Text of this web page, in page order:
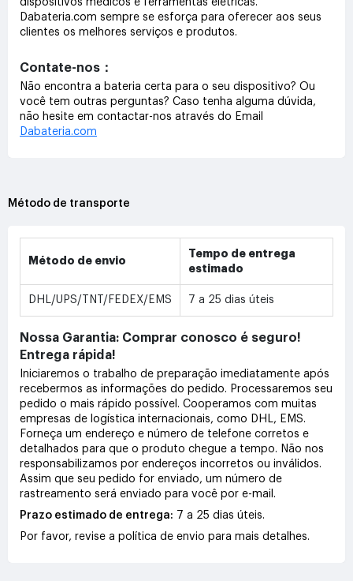
Dabateria.com sempre se esforça para oferecer aos seus
clientes os melhores serviços e produtos.
Contate-nos：
Não encontra a bateria certa para o seu dispositivo? Ou
você tem outras perguntas? Caso tenha alguma dúvida,
não hesite em contactar-nos através do Email
Dabateria.com
Método de transporte
Método de envio
Tempo de entrega
estimado
DHL/UPS/TNT/FEDEX/EMS 7 a 25 dias úteis
Nossa Garantia: Comprar conosco é seguro!
Entrega rápida!
Iniciaremos o trabalho de preparação imediatamente após
recebermos as informações do pedido. Processaremos seu
pedido o mais rápido possível. Cooperamos com muitas
empresas de logística internacionais, como DHL, EMS.
Forneça um endereço e número de telefone corretos e
detalhados para que o produto chegue a tempo. Não nos
responsabilizamos por endereços incorretos ou inválidos.
Assim que seu pedido for enviado, um número de
rastreamento será enviado para você por e-mail.
Prazo estimado de entrega: 7 a 25 dias úteis.
Por favor, revise a política de envio para mais detalhes.